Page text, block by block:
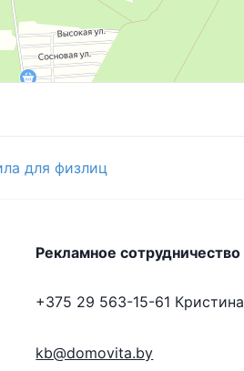
панели. Кухня, душ с
терапия с
для физлиц
Рекламное сотрудничество
+375 29 563-15-61 Кристина
kb@domovita.by